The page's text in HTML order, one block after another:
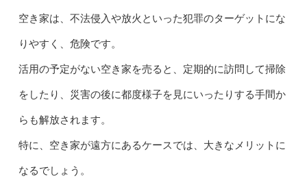
空き家は、不法侵入や放火といった犯罪のターゲットにな
りやすく、危険です。
活用の予定がない空き家を売ると、定期的に訪問して掃除
をしたり、災害の後に都度様子を見にいったりする手間か
らも解放されます。
特に、空き家が遠方にあるケースでは、大きなメリットに
なるでしょう。